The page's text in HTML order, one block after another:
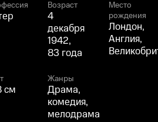
Возраст
4
декабря
1942,
83 года
Место
рождения
Лондон,
Англия,
см
Жанры
Драма,
комедия,
мелодрама